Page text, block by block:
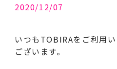
2020/12/07
いつもTOBIRAをご利用
ございます。